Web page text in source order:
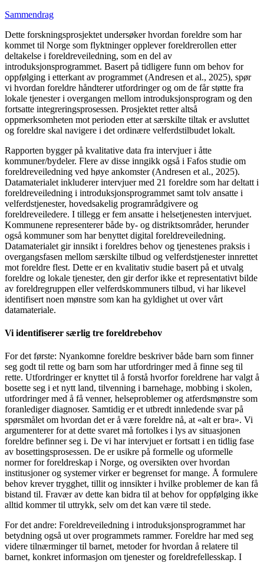
Sammendrag
Dette forskningsprosjektet undersøker hvordan foreldre som har
kommet til Norge som flyktninger opplever foreldrerollen etter
deltakelse i foreldreveiledning, som en del av
introduksjonsprogrammet. Basert på tidligere funn om behov for
oppfølging i etterkant av programmet (Andresen et al., 2025), spør
vi hvordan foreldre håndterer utfordringer og om de får støtte fra
lokale tjenester i overgangen mellom introduksjonsprogram og den
fortsatte integreringsprosessen. Prosjektet retter altså
oppmerksomheten mot perioden etter at særskilte tiltak er avsluttet
og foreldre skal navigere i det ordinære velferdstilbudet lokalt.
Rapporten bygger på kvalitative data fra intervjuer i åtte
kommuner/bydeler. Flere av disse inngikk også i Fafos studie om
foreldreveiledning ved høye ankomster (Andresen et al., 2025).
Datamaterialet inkluderer intervjuer med 21 foreldre som har deltatt i
foreldreveiledning i introduksjonsprogrammet samt tolv ansatte i
velferdstjenester, hovedsakelig programrådgivere og
foreldreveiledere. I tillegg er fem ansatte i helsetjenesten intervjuet.
Kommunene representerer både by- og distriktsområder, herunder
også kommuner som har benyttet digital foreldreveiledning.
Datamaterialet gir innsikt i foreldres behov og tjenestenes praksis i
overgangsfasen mellom særskilte tilbud og velferdstjenester innrettet
mot foreldre flest. Dette er en kvalitativ studie basert på et utvalg
foreldre og lokale tjenester, den gir derfor ikke et representativt bilde
av foreldregruppen eller velferdskommuners tilbud, vi har likevel
identifisert noen mønstre som kan ha gyldighet ut over vårt
datamateriale.
Vi identifiserer særlig tre foreldrebehov
For det første: Nyankomne foreldre beskriver både barn som finner
seg godt til rette og barn som har utfordringer med å finne seg til
rette. Utfordringer er knyttet til å forstå hvorfor foreldrene har valgt å
bosette seg i et nytt land, tilvenning i barnehage, mobbing i skolen,
utfordringer med å få venner, helseproblemer og atferdsmønstre som
foranlediger diagnoser. Samtidig er et utbredt innledende svar på
spørsmålet om hvordan det er å være foreldre nå, at «alt er bra». Vi
argumenterer for at dette svaret må fortolkes i lys av situasjonen
foreldre befinner seg i. De vi har intervjuet er fortsatt i en tidlig fase
av bosettingsprosessen. De er usikre på formelle og uformelle
normer for foreldreskap i Norge, og oversikten over hvordan
institusjoner og systemer virker er begrenset for mange. Å formulere
behov krever trygghet, tillit og innsikter i hvilke problemer de kan få
bistand til. Fravær av dette kan bidra til at behov for oppfølging ikke
alltid kommer til uttrykk, selv om det kan være til stede.
For det andre: Foreldreveiledning i introduksjonsprogrammet har
betydning også ut over programmets rammer. Foreldre har med seg
videre tilnærminger til barnet, metoder for hvordan å relatere til
barnet, konkret informasjon om tjenester og foreldrefellesskap. I